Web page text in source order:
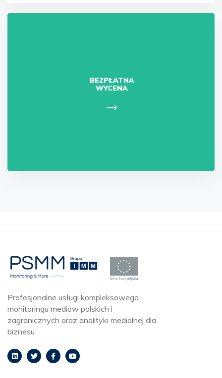
BEZPŁATNA
WYCENA
Profesjonalne usługi kompleksowego
monitoringu mediów polskich i
zagranicznych oraz analityki medialnej dla
biznesu